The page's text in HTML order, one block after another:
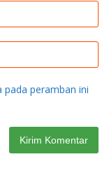
pada peramban ini